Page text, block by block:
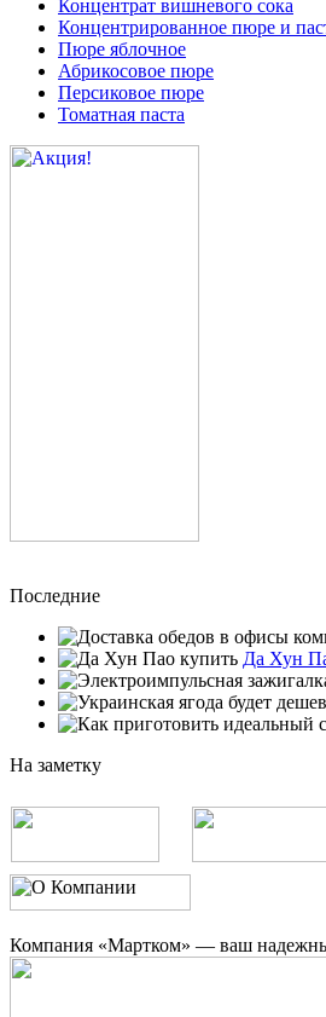
Концентрат вишневого сока
Концентрированное пюре и
Пюре яблочное
Абрикосовое пюре
Персиковое пюре
Томатная паста
Последние
Да Хун
На заметку
Компания «Мартком» — ваш